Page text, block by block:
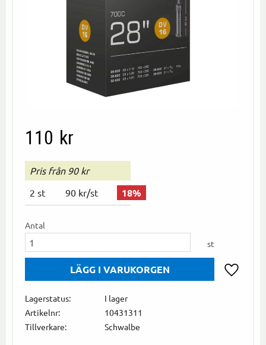
110 kr
Pris från 90 kr
2 st 90 kr/st 18%
Antal
st
Lagerstatus
I lager
Artikelnr
10431311
Tillverkare
Schwalbe